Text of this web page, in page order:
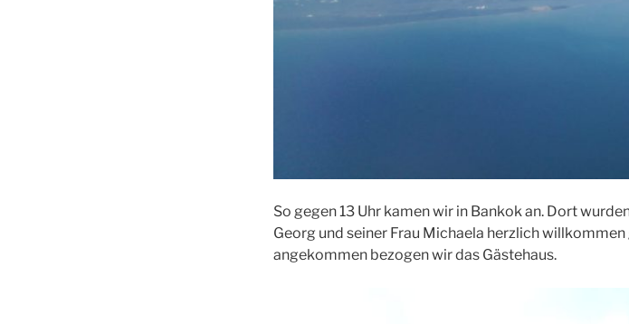
So gegen 13 Uhr kamen wir in Bankok an. Dort
Georg und seiner Frau Michaela herzlich
angekommen bezogen wir das Gästehaus.